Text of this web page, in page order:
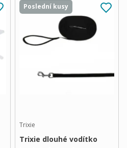
Poslední kusy
Trixie
Trixie dlouhé vodítko